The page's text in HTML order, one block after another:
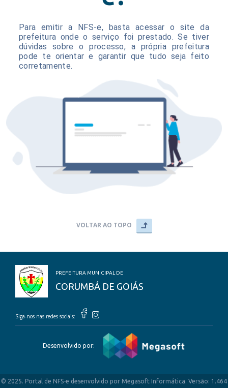
Para emitir a NFS-e, basta acessar o site da
prefeitura onde o serviço foi prestado. Se tiver
dúvidas sobre o processo, a própria prefeitura
pode te orientar e garantir que tudo seja feito
corretamente.
VOLTAR AO TOPO
PREFEITURA MUNICIPAL DE
CORUMBÁ DE GOIÁS
Siga-nos nas redes sociais:
Desenvolvido por:
© 2025. Portal de NFS-e desenvolvido por Megasoft Informática. Versão: 1.464